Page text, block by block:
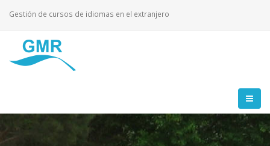
Gestión de cursos de idiomas en el extranjero